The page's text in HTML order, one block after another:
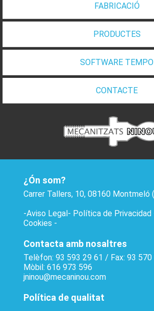
FABRICACIÓ
PRODUCTES
SOFTWARE TEMPO
CONTACTE
¿Ón som?
Carrer Tallers, 10, 08160 Montmeló
-Aviso Legal - Política de Privacidad
Cookies -
Contacta amb nosaltres
Telèfon: 93 593 29 61 / Fax: 93 570
Mòbil: 616 973 596
jninou@mecaninou.com
Política de qualitat